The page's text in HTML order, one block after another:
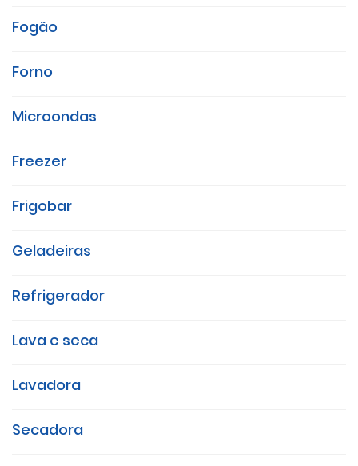
Fogão
Forno
Microondas
Freezer
Frigobar
Geladeiras
Refrigerador
Lava e seca
Lavadora
Secadora